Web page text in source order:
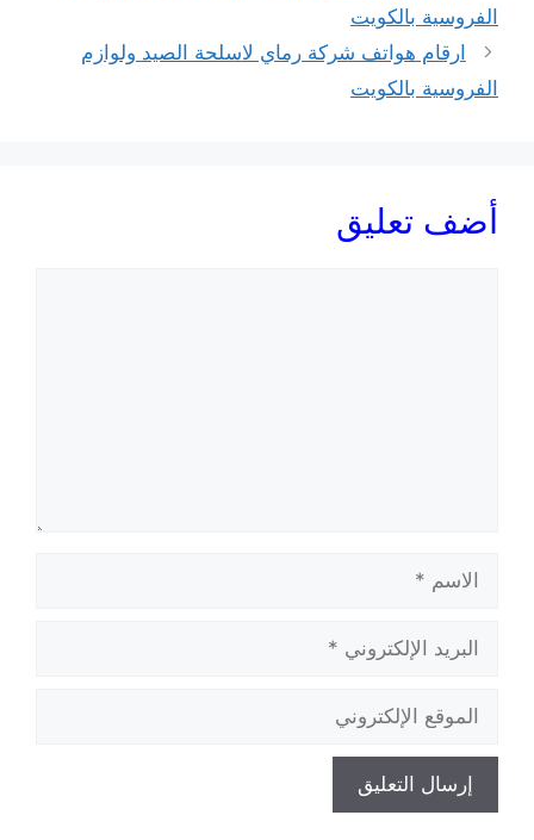
الفروسية بالكويت
ارقام هواتف شركة رماي لاسلحة الصيد ولوازم
الفروسية بالكويت
أضف تعليق
الإلكتروني
الإلكتروني